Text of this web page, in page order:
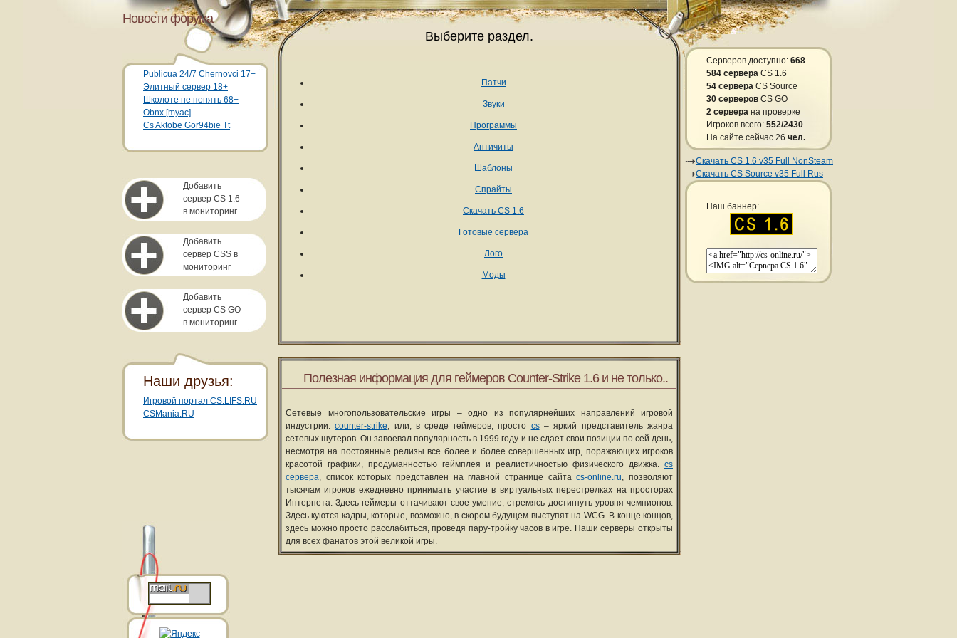
Новости форума
Publicua 24/7 Chernovci 17+
Элитный сервер 18+
Школоте не понять 68+
Obnx [myac]
Cs Aktobe Gor94bie Tt
Добавить
сервер CS 1.6
в мониторинг
Добавить
сервер CSS в
мониторинг
Добавить
сервер CS GO
в мониторинг
Серверов доступно: 668
584 сервера CS 1.6
54 сервера CS Source
30 серверов CS GO
2 сервера на проверке
Игроков всего: 552/2430
На сайте сейчас 26 чел.
Скачать CS 1.6 v35 Full NonSteam
Скачать CS Source v35 Full Rus
Наш баннер:
Выберите раздел.
Патчи
Звуки
Программы
Античиты
Шаблоны
Спрайты
Скачать CS 1.6
Готовые сервера
Лого
Моды
Полезная информация для геймеров Counter-Strike 1.6 и не только..
Сетевые многопользовательские игры – одно из популярнейших направлений игровой
индустрии.counter-strike, или, в среде геймеров, просто cs– яркий представитель жанра
сетевых шутеров. Он завоевал популярность в 1999 году и не сдает свои позиции по сей день,
несмотря на постоянные релизы все более и более совершенных игр, поражающих игроков
красотой графики, продуманностью геймплея и реалистичностью физического движка. cs
сервера, список которых представлен на главной странице сайтаcs-online.ru, позволяют
тысячам игроков ежедневно принимать участие в виртуальных перестрелках на просторах
Интернета. Здесь геймеры оттачивают свое умение, стремясь достигнуть уровня чемпионов.
Здесь куются кадры, которые, возможно, в скором будущем выступят на WCG. В конце концов,
здесь можно просто расслабиться, проведя пару-тройку часов в игре. Наши серверы открыты
для всех фанатов этой великой игры.
Наши друзья:
Игровой портал CS.LIFS.RU
CSMania.RU